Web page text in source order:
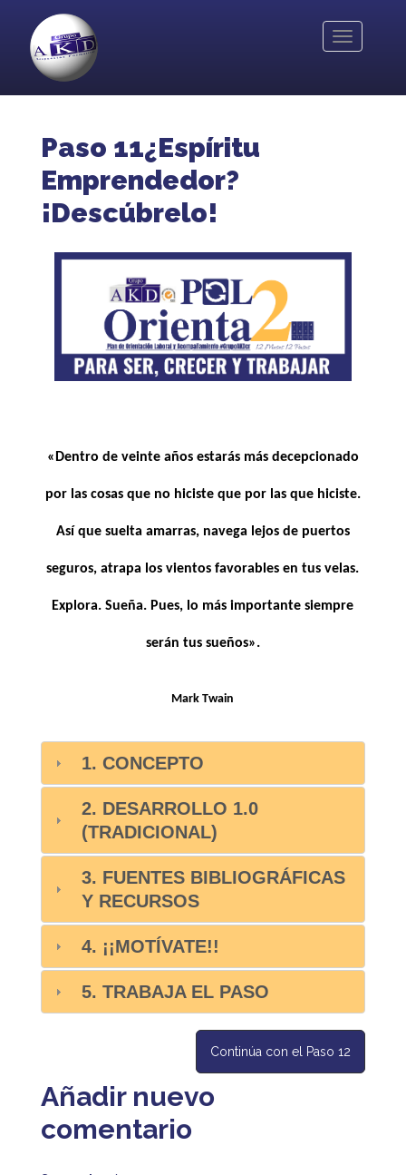
contenido
principal
Toggle
Paso 11¿Espíritu
Emprendedor?
¡Descúbrelo!
«Dentro de veinte años estarás más decepcionado
por las cosas que no hiciste que por las que hiciste.
Así que suelta amarras, navega lejos de puertos
seguros, atrapa los vientos favorables en tus velas.
Explora. Sueña. Pues, lo más importante siempre
serán tus sueños».
Mark Twain
1. CONCEPTO
2. DESARROLLO 1.0
(TRADICIONAL)
3. FUENTES BIBLIOGRÁFICAS
Y RECURSOS
4. ¡¡MOTÍVATE!!
5. TRABAJA EL PASO
Continúa con el Paso 12
Añadir nuevo
comentario